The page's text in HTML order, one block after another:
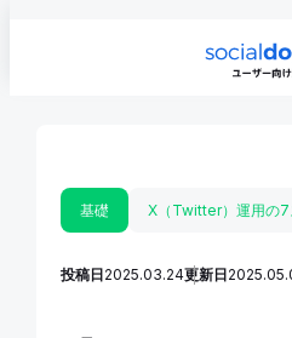
基礎 X（Twitter）運用の7
投稿日2025.03.24更新日